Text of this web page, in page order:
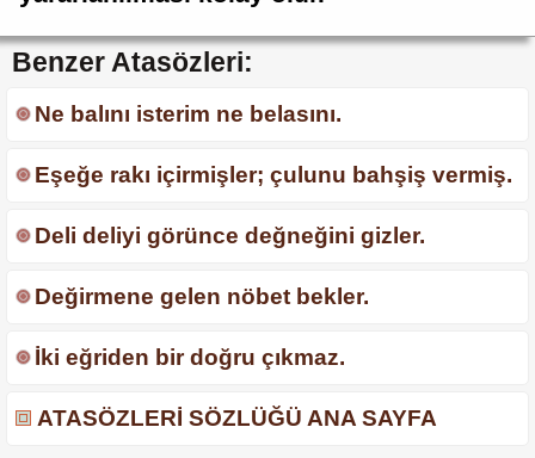
Benzer Atasözleri:
Ne balını isterim ne belasını.
Eşeğe rakı içirmişler; çulunu bahşiş vermiş.
Deli deliyi görünce değneğini gizler.
Değirmene gelen nöbet bekler.
İki eğriden bir doğru çıkmaz.
ATASÖZLERİ SÖZLÜĞÜ ANA SAYFA